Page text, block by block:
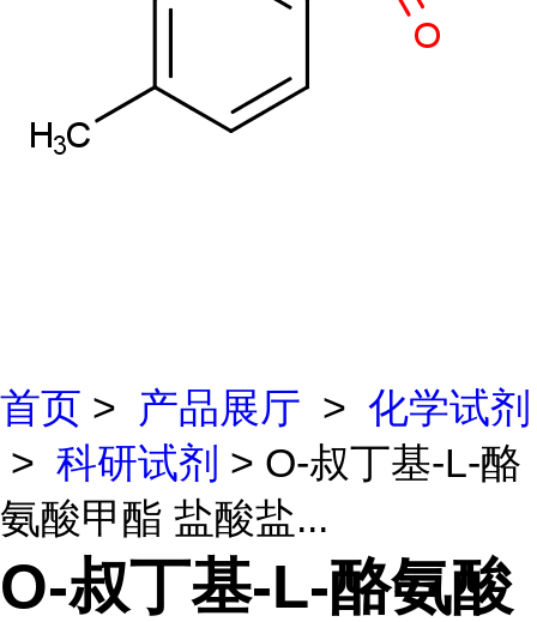
首页 > 产品展厅 > 化学试剂
> 科研试剂 > O-叔丁基-L-酪
氨酸甲酯 盐酸盐...
O-叔丁基-L-酪氨酸